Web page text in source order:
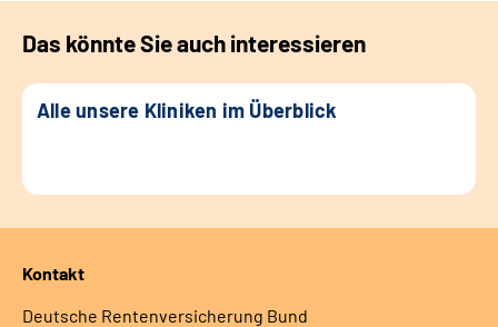
Das könnte Sie auch interessieren
Alle unsere Kliniken im Überblick
Kontakt
Deutsche Rentenversicherung Bund